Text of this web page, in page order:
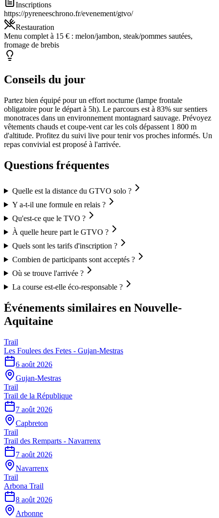
Inscriptions
https://pyreneeschrono.fr/evenement/gtvo/
Restauration
Menu complet à 15 € : melon/jambon, steak/pommes sautées,
fromage de brebis
Conseils du jour
Partez bien équipé pour un effort nocturne (lampe frontale
obligatoire pour le départ à 5h). Le parcours est à 83% sur sentiers
monotraces dans un environnement montagnard sauvage. Prévoyez
vêtements chauds et coupe-vent car les cols dépassent 1 800 m
d'altitude. Profitez du suivi live pour tenir vos proches informés. Un
repas convivial est proposé à l'arrivée.
Questions fréquentes
Quelle est la distance du GTVO solo ?
Y a-t-il une formule en relais ?
Qu'est-ce que le TVO ?
À quelle heure part le GTVO ?
Quels sont les tarifs d'inscription ?
Combien de participants sont acceptés ?
Où se trouve l'arrivée ?
La course est-elle éco-responsable ?
Événements similaires en Nouvelle-
Aquitaine
Trail
Les Foulees des Fetes - Gujan-Mestras
6 août 2026
Gujan-Mestras
Trail
Trail de la République
7 août 2026
Capbreton
Trail
Trail des Remparts - Navarrenx
7 août 2026
Navarrenx
Trail
Arbona Trail
8 août 2026
Arbonne